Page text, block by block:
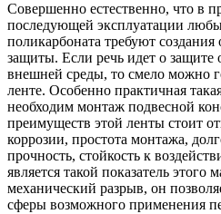
Совершенно естественно, что в
последующей эксплуатации
поликарбоната требуют
защиты. Если речь идет о защите
внешней среды, то смело можно
ленте. Особенно практичная
необходим монтаж подвесной
преимуществ этой ленты стоит
коррозии, простота монтажа,
прочность, стойкость к
является такой показатель этого
механический разрыв, он
сферы возможного применения